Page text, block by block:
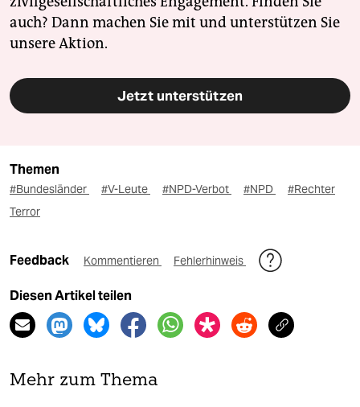
auch? Dann machen Sie mit und unterstützen Sie
unsere Aktion.
Jetzt unterstützen
Themen
#Bundesländer #V-Leute #NPD-Verbot #NPD
#Rechter
Terror
Feedback Kommentieren Fehlerhinweis
Diesen Artikel teilen
Mehr zum Thema